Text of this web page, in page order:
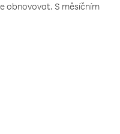
obnovovat. S měsíčním